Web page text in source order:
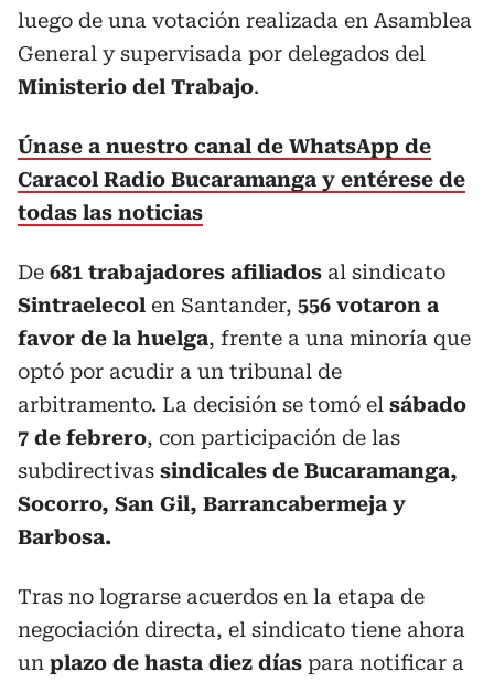
luego de una votación realizada en Asamblea
General y supervisada por delegados del
Ministerio del Trabajo.
Únase a nuestro canal de WhatsApp de
Caracol Radio Bucaramanga y entérese de
todas las noticias
De 681 trabajadores afiliados al sindicato
Sintraelecol en Santander, 556 votaron a
favor de la huelga, frente a una minoría que
optó por acudir a un tribunal de
arbitramento. La decisión se tomó el sábado
7 de febrero, con participación de las
subdirectivas sindicales de Bucaramanga,
Socorro, San Gil, Barrancabermeja y
Barbosa.
Tras no lograrse acuerdos en la etapa de
negociación directa, el sindicato tiene ahora
un plazo de hasta diez días para notificar a